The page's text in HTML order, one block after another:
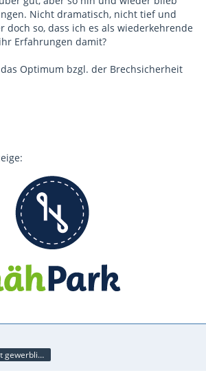
Nicht dramatisch, nicht tief und
doch so, dass ich es als wiederkehrende
Erfahrungen damit?
das Optimum bzgl. der Brechsicherheit
Mitglieder mit gewerblicher Verbindung, auch als Mitarbeiter/in